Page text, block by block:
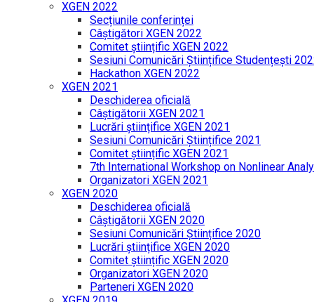
XGEN 2022
Secțiunile conferinței
Câștigători XGEN 2022
Comitet științific XGEN 2022
Sesiuni Comunicări Științifice Studențești
Hackathon XGEN 2022
XGEN 2021
Deschiderea oficială
Câștigătorii XGEN 2021
Lucrări științifice XGEN 2021
Sesiuni Comunicări Științifice 2021
Comitet științific XGEN 2021
7th International Workshop on Nonlinear
Organizatori XGEN 2021
XGEN 2020
Deschiderea oficială
Câștigătorii XGEN 2020
Sesiuni Comunicări Științifice 2020
Lucrări științifice XGEN 2020
Comitet științific XGEN 2020
Organizatori XGEN 2020
Parteneri XGEN 2020